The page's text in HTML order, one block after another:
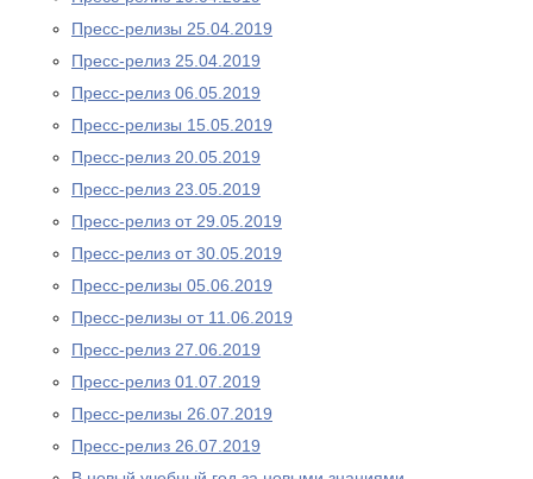
Пресс-релизы 25.04.2019
Пресс-релиз 25.04.2019
Пресс-релиз 06.05.2019
Пресс-релизы 15.05.2019
Пресс-релиз 20.05.2019
Пресс-релиз 23.05.2019
Пресс-релиз от 29.05.2019
Пресс-релиз от 30.05.2019
Пресс-релизы 05.06.2019
Пресс-релизы от 11.06.2019
Пресс-релиз 27.06.2019
Пресс-релиз 01.07.2019
Пресс-релизы 26.07.2019
Пресс-релиз 26.07.2019